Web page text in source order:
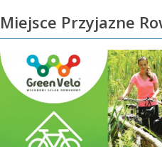
Miejsce Przyjazne